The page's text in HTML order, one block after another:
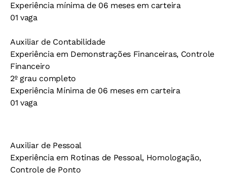
Experiência mínima de 06 meses em carteira
01 vaga
Auxiliar de Contabilidade
Experiência em Demonstrações Financeiras, Controle
Financeiro
2º grau completo
Experiência Mínima de 06 meses em carteira
01 vaga
Auxiliar de Pessoal
Experiência em Rotinas de Pessoal, Homologação,
Controle de Ponto